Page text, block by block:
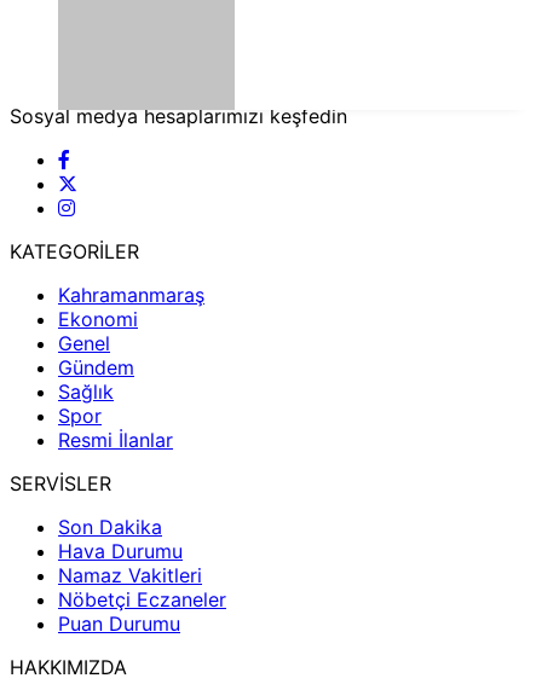
Sosyal medya hesaplarımızı keşfedin
KATEGORİLER
Kahramanmaraş
Ekonomi
Genel
Gündem
Sağlık
Spor
Resmi İlanlar
SERVİSLER
Son Dakika
Hava Durumu
Namaz Vakitleri
Nöbetçi Eczaneler
Puan Durumu
HAKKIMIZDA